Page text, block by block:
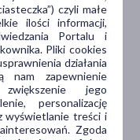
czyli małe
ilości informacji,
Portalu i
Pliki cookies
działania
nam zapewnienie
jego
personalizację
wyświetlanie treści i
Zgoda